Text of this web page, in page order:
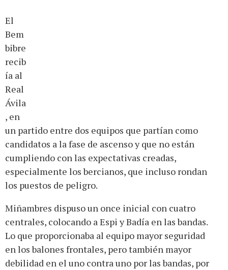
El
Bem
bibre
recib
ía al
Real
Ávila
, en
un partido entre dos equipos que partían como
candidatos a la fase de ascenso y que no están
cumpliendo con las expectativas creadas,
especialmente los bercianos, que incluso rondan
los puestos de peligro.
Miñambres dispuso un once inicial con cuatro
centrales, colocando a Espi y Badía en las bandas.
Lo que proporcionaba al equipo mayor seguridad
en los balones frontales, pero también mayor
debilidad en el uno contra uno por las bandas, por